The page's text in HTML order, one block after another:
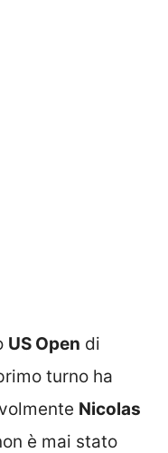
US Open di
turno ha
Nicolas
è mai stato